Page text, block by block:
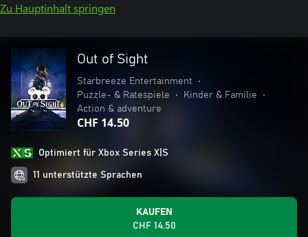
Zu Hauptinhalt springen
Out of Sight
Starbreeze Entertainment
•
Puzzle- & Ratespiele
• Kinder & Familie
•
Action & adventure
CHF 14.50
Optimiert für Xbox Series X|S
11 unterstützte Sprachen
KAUFEN
CHF 14.50